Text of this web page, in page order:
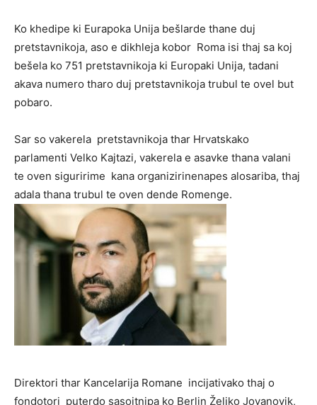
Ko khedipe ki Eurapoka Unija bešlarde thane duj
pretstavnikoja, aso e dikhleja kobor Roma isi thaj sa koj
bešela ko 751 pretstavnikoja ki Europaki Unija, tadani
akava numero tharo duj pretstavnikoja trubul te ovel but
pobaro.
Sar so vakerela pretstavnikoja thar Hrvatskako
parlamenti Velko Kajtazi, vakerela e asavke thana valani
te oven siguririme kana organizirinenapes alosariba, thaj
adala thana trubul te oven dende Romenge.
Direktori thar Kancelarija Romane incijativako thaj o
fondotori puterdo sasoitnipa ko Berlin Željko Jovanovik,